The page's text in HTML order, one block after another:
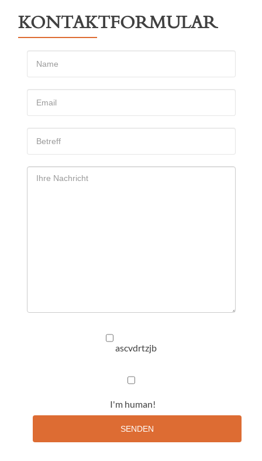
KONTAKTFORMULAR
ascvdrtzjb
I'm human!
SENDEN